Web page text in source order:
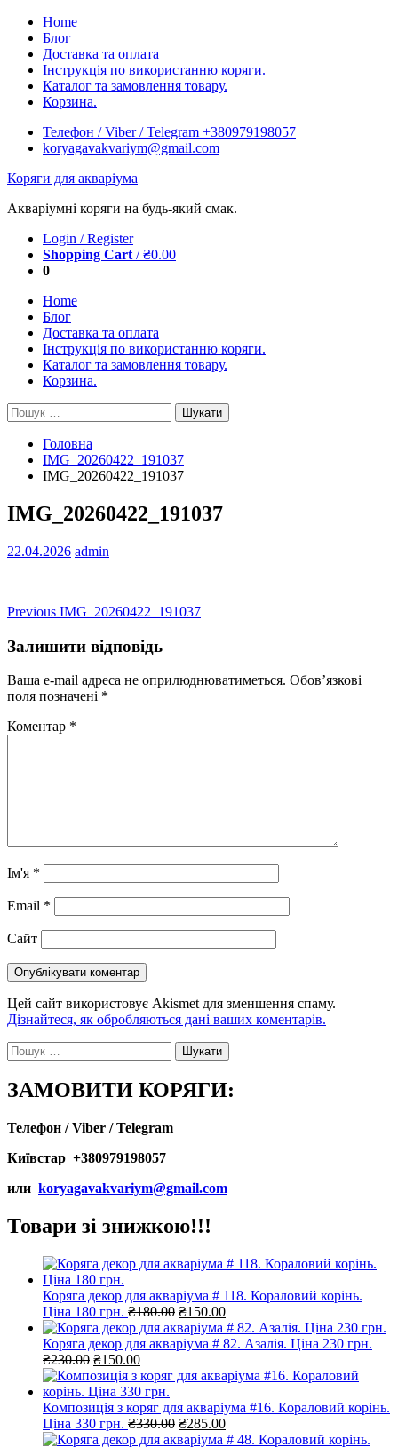
Skip
content
Home
Блог
Доставка та оплата
Інструкція по використанню коряги.
Каталог та замовлення товару.
Корзина.
Телефон / Viber / Telegram +380979198057
koryagavakvariym@gmail.com
Коряги для акваріума
Акваріумні коряги на будь-який смак.
Login / Register
Shopping Cart /₴0.00
0
Home
Блог
Доставка та оплата
Інструкція по використанню коряги.
Каталог та замовлення товару.
Корзина.
Пошук:
Головна
IMG_20260422_191037
IMG_20260422_191037
IMG_20260422_191037
22.04.2026 admin
Навігація
записів
Previous Previous
IMG_20260422_191037
Залишити відповідь
Ваша e-mail адреса не оприлюднюватиметься. Обов’язкові
поля позначені *
Коментар *
Ім'я *
Email *
Сайт
Цей сайт використовує Akismet для зменшення спаму.
Дізнайтеся, як обробляються дані ваших коментарів.
Пошук:
ЗАМОВИТИ КОРЯГИ:
Телефон / Viber / Telegram
Київстар +380979198057
или koryagavakvariym@gmail.com
Товари зі знижкою!!!
Коряга декор для акваріума # 118. Кораловий корінь.
Ціна 180 грн. ₴180.00 Оригінальна
ціна:
₴180.00.
₴150.00Поточна
ціна:
₴150.00.
Коряга декор для акваріума # 82. Азалія. Ціна 230 грн.
₴230.00 Оригінальна
ціна:
₴230.00.
₴150.00Поточна
ціна:
₴150.00.
Композиція з коряг для акваріума #16. Кораловий корінь.
Ціна 330 грн. ₴330.00 Оригінальна
ціна:
₴285.00Поточна
ціна: